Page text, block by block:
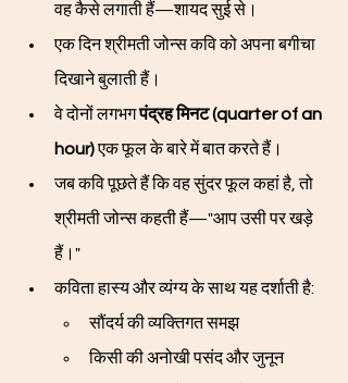
वह कैसे लगाती हैं—शायद सुई से।
एक दिन श्रीमती जोन्स कवि को अपना बगीचा
दिखाने बुलाती हैं।
वे दोनों लगभग पंद्रह मिनट (quarter of an
hour) एक फूल के बारे में बात करते हैं।
जब कवि पूछते हैं कि वह सुंदर फूल कहां है, तो
श्रीमती जोन्स कहती हैं—"आप उसी पर खड़े
हैं।"
कविता हास्य और व्यंग्य के साथ यह दर्शाती है:
सौंदर्य की व्यक्तिगत समझ
किसी की अनोखी पसंद और जुनून